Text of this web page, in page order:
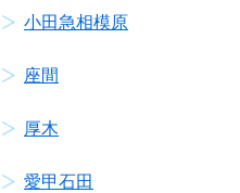
小田急相模原
座間
厚木
愛甲石田